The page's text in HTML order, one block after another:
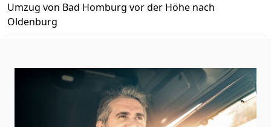
Umzug von Bad Homburg vor der Höhe nach
Oldenburg